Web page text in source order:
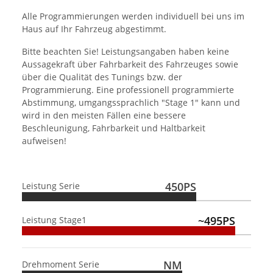
Alle Programmierungen werden individuell bei uns im
Haus auf Ihr Fahrzeug abgestimmt.
Bitte beachten Sie! Leistungsangaben haben keine
Aussagekraft über Fahrbarkeit des Fahrzeuges sowie
über die Qualität des Tunings bzw. der
Programmierung. Eine professionell programmierte
Abstimmung, umgangssprachlich "Stage 1" kann und
wird in den meisten Fällen eine bessere
Beschleunigung, Fahrbarkeit und Haltbarkeit
aufweisen!
Leistung Serie 450PS
Leistung Stage1 ~495PS
Drehmoment Serie NM